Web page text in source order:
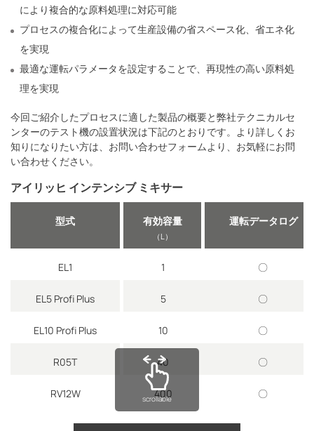
により複合的な原料処理に対応可能
プロセスの複合化によって⽣産設備の省スペース化、省エネ化
を実現
最適な運転パラメータを設定することで、再現性の⾼い原料処
理を実現
今回ご紹介したプロセスに適した製品の概要と弊社テクニカルセ
ンターのテスト機の設置状況は下記のとおりです。より詳しくお
知りになりたい方は、お問い合わせフォームより、お気軽にお問
い合わせください。
アイリッヒ インテンシブ ミキサー
型式 有効容量
（L）
運転データログ
EL1 1 〇
EL5 Profi Plus 5 〇
EL10 Profi Plus 10 〇
R05T 40 〇
RV12W 400 〇
scrollable